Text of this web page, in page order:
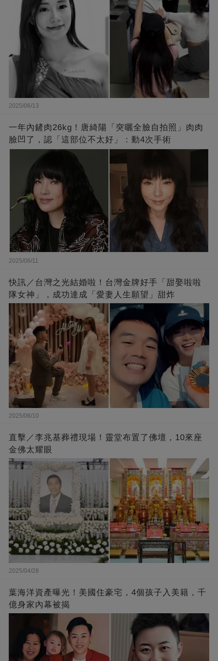
2025/06/13
一年內鏟肉26kg！唐綺陽「突曬全臉自拍照」肉肉
臉凹了，認「這部位不太好」：動4次手術
2025/06/11
快訊／台灣之光結婚啦！台灣金牌好手「甜娶啦啦
隊女神」，成功達成「愛妻人生願望」甜炸
2025/06/10
直擊／李兆基葬禮現場！靈堂布置了佛壇，10來座
金佛太耀眼
2025/04/28
葉海洋資產曝光！美國住豪宅，4個孩子入美籍，千
億身家內幕被揭